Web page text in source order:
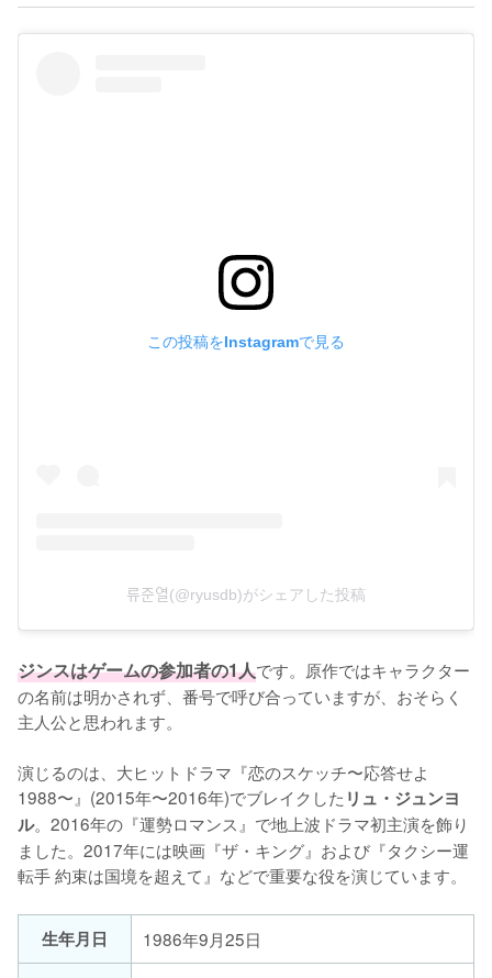
この投稿をInstagramで見る
류준열(@ryusdb)がシェアした投稿
ジンスはゲームの参加者の1人です。原作ではキャラクター
の名前は明かされず、番号で呼び合っていますが、おそらく
主人公と思われます。
演じるのは、大ヒットドラマ『恋のスケッチ〜応答せよ
1988〜』(2015年〜2016年)でブレイクした リュ・ジュンヨ
ル。2016年の『運勢ロマンス』で地上波ドラマ初主演を飾り
ました。2017年には映画『ザ・キング』および『タクシー運
転手 約束は国境を超えて』などで重要な役を演じています。
生年月日
1986年9月25日